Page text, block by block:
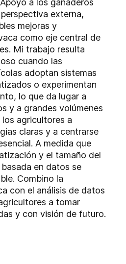
a los ganaderos
externa,
mejoras y
como eje central de
Mi trabajo resulta
cuando las
adoptan sistemas
o experimentan
lo que da lugar a
y a grandes volúmenes
agricultores a
claras y a centrarse
A medida que
y el tamaño del
en datos se
Combino la
con el análisis de datos
a tomar
y con visión de futuro.